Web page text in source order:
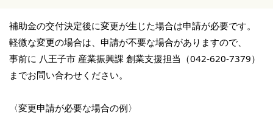
補助金の交付決定後に変更が生じた場合は申請が必要です。
軽微な変更の場合は、申請が不要な場合がありますので、
事前に 八王子市 産業振興課 創業支援担当（042-620-7379）
までお問い合わせください。
〈変更申請が必要な場合の例〉